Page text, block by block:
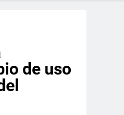
de uso